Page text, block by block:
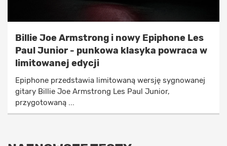
Billie Joe Armstrong i nowy Epiphone Les
Paul Junior - punkowa klasyka powraca w
limitowanej edycji
Epiphone przedstawia limitowaną wersję sygnowanej
gitary Billie Joe Armstrong Les Paul Junior,
przygotowaną ...